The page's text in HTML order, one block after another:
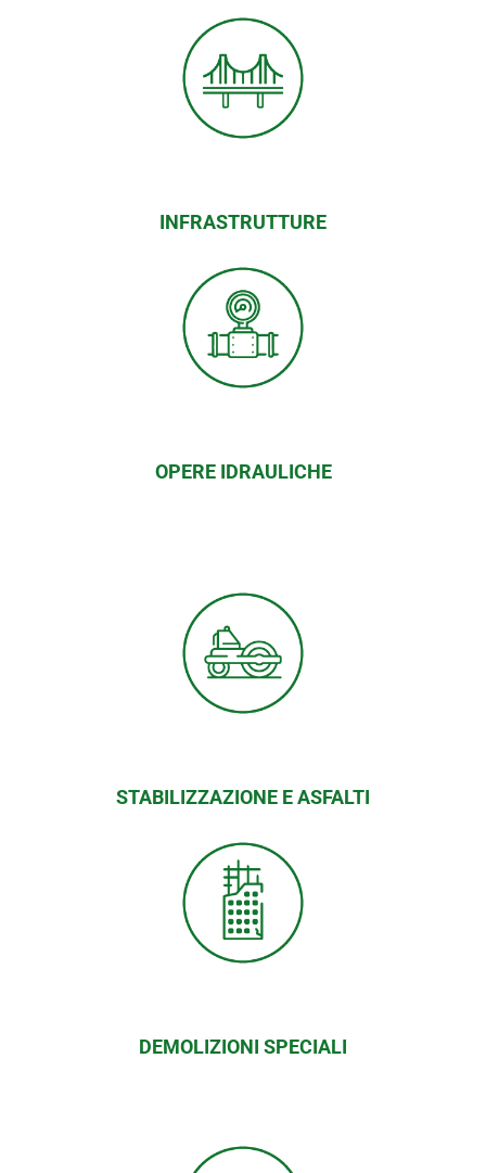
INFRASTRUTTURE
OPERE IDRAULICHE
STABILIZZAZIONE E ASFALTI
DEMOLIZIONI SPECIALI